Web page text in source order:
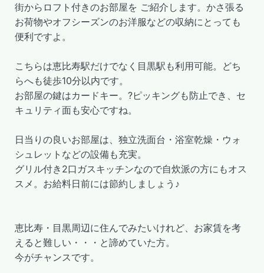
街からロフト付きのお部屋を ご紹介します。かさ張る
お荷物やオフシーズンのお洋服などの収納にとっても
便利ですよ。
こちらは恵比寿駅だけでなく目黒駅も利用可能。どち
らへも徒歩10分以内です。
お部屋の鍵はカードキー。?ピッキングも防止でき、セ
キュリティ面も安心ですね。
日当りの良いお部屋は、独立洗面台・浴室乾燥・ウォ
シュレットなどの設備も充実。
グリル付き2口ガスキッチンなので自炊派の方にもオス
スメ。お給料日前には節約しましょう♪
恵比寿・目黒周辺に住んでみたいけれど、お家賃を考
えると難しい・・・と諦めていた方。
今がチャンスです。